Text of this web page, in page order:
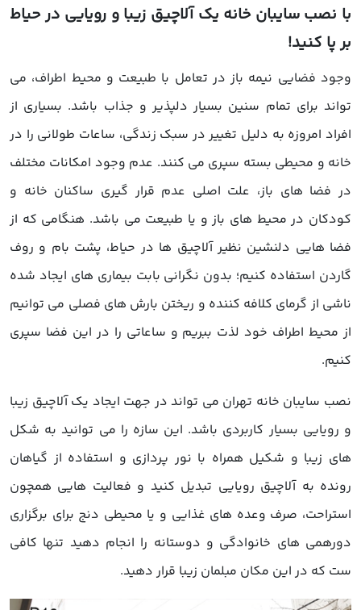
با نصب سایبان خانه یک آلاچیق زیبا و رویایی در حیاط
بر پا کنید!
وجود فضایی نیمه باز در تعامل با طبیعت و محیط اطراف، می
تواند برای تمام سنین بسیار دلپذیر و جذاب باشد. بسیاری از
افراد امروزه به دلیل تغییر در سبک زندگی، ساعات طولانی را در
خانه و محیطی بسته سپری می کنند. عدم وجود امکانات مختلف
در فضا های باز، علت اصلی عدم قرار گیری ساکنان خانه و
کودکان در محیط های باز و یا طبیعت می باشد. هنگامی که از
فضا هایی دلنشین نظیر آلاچیق ها در حیاط، پشت بام و روف
گاردن استفاده کنیم؛ بدون نگرانی بابت بیماری های ایجاد شده
ناشی از گرمای کلافه کننده و ریختن بارش های فصلی می توانیم
از محیط اطراف خود لذت ببریم و ساعاتی را در این فضا سپری
کنیم.
نصب سایبان خانه تهران می تواند در جهت ایجاد یک آلاچیق زیبا
و رویایی بسیار کاربردی باشد. این سازه را می توانید به شکل
های زیبا و شکیل همراه با نور پردازی و استفاده از گیاهان
رونده به آلاچیق رویایی تبدیل کنید و فعالیت هایی همچون
استراحت، صرف وعده های غذایی و یا محیطی دنج برای برگزاری
دورهمی های خانوادگی و دوستانه را انجام دهید تنها کافی
ست که در این مکان مبلمان زیبا قرار دهید.